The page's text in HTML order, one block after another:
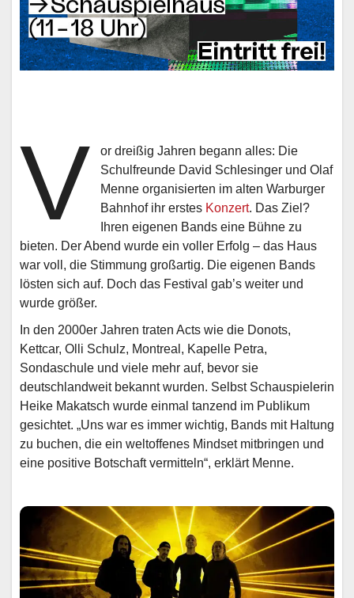
V
or dreißig Jahren begann alles: Die
Schulfreunde David Schlesinger und Olaf
Menne organisierten im alten Warburger
Bahnhof ihr erstes Konzert. Das Ziel?
Ihren eigenen Bands eine Bühne zu
bieten. Der Abend wurde ein voller Erfolg – das Haus
war voll, die Stimmung großartig. Die eigenen Bands
lösten sich auf. Doch das Festival gab’s weiter und
wurde größer.
In den 2000er Jahren traten Acts wie die Donots,
Kettcar, Olli Schulz, Montreal, Kapelle Petra,
Sondaschule und viele mehr auf, bevor sie
deutschlandweit bekannt wurden. Selbst Schauspielerin
Heike Makatsch wurde einmal tanzend im Publikum
gesichtet. „Uns war es immer wichtig, Bands mit Haltung
zu buchen, die ein weltoffenes Mindset mitbringen und
eine positive Botschaft vermitteln“, erklärt Menne.